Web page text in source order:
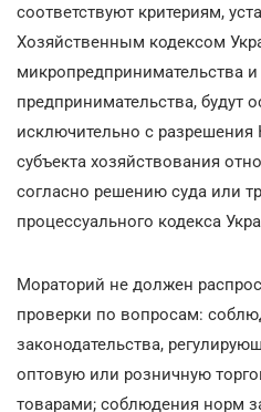
соответствуют критериям,
Хозяйственным кодексом
микропредпринимательства
предпринимательства, будут
исключительно с разрешения
субъекта хозяйствования
согласно решению суда или
процессуального кодекса
Мораторий не должен
проверки по вопросам:
законодательства,
оптовую или розничную
товарами; соблюдения норм